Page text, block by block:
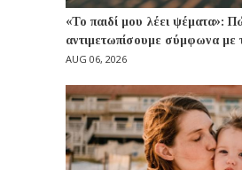
«Το παιδί μου λέει ψέματα»:
αντιμετωπίσουμε σύμφωνα με
AUG 06, 2026